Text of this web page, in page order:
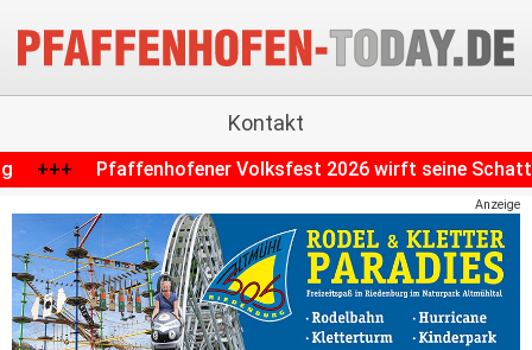
Kontakt
2026 wirft seine Schatten voraus: Parkplätze fallen
Anzeige